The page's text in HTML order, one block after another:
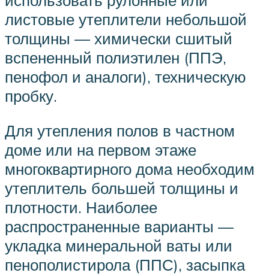
листовые утеплители небольшой
толщины — химически сшитый
вспененный полиэтилен (ППЭ,
пенофол и аналоги), техническую
пробку.
Для утепления полов в частном
доме или на первом этаже
многоквартирного дома необходим
утеплитель большей толщины и
плотности. Наиболее
распространенные варианты —
укладка минеральной ваты или
пенополистирола (ППС), засыпка